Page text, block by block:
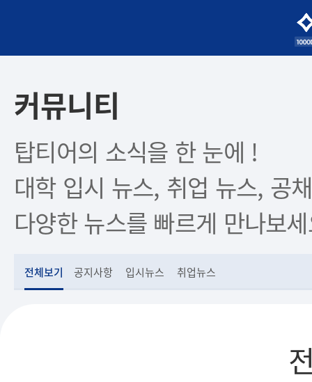
커뮤니티
탑티어의 소식을 한 눈에 !
대학 입시 뉴스, 취업 뉴스, 공
다양한 뉴스를 빠르게 만나보
전체보기 공지사항 입시뉴스 취업뉴스